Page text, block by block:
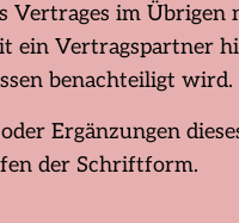
Vertrages im Übrigen
ein Vertragspartner
benachteiligt wird.
Ergänzungen
der Schriftform.